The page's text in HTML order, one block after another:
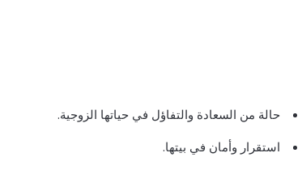
حالة من السعادة والتفاؤل في حياتها الزوجية.
استقرار وأمان في بيتها.